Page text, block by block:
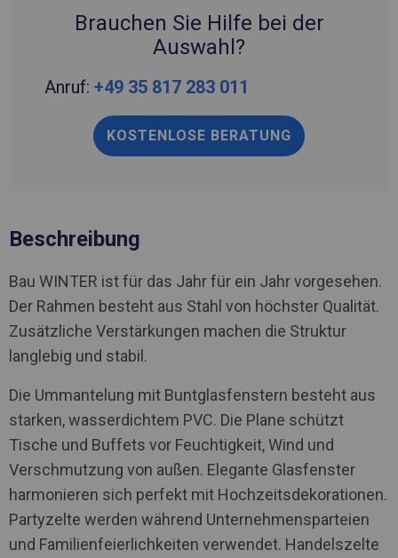
Brauchen Sie Hilfe bei der
Auswahl?
Anruf: +49 35 817 283 011
KOSTENLOSE BERATUNG
Beschreibung
Bau WINTER ist für das Jahr für ein Jahr vorgesehen.
Der Rahmen besteht aus Stahl von höchster Qualität.
Zusätzliche Verstärkungen machen die Struktur
langlebig und stabil.
Die Ummantelung mit Buntglasfenstern besteht aus
starken, wasserdichtem PVC. Die Plane schützt
Tische und Buffets vor Feuchtigkeit, Wind und
Verschmutzung von außen. Elegante Glasfenster
harmonieren sich perfekt mit Hochzeitsdekorationen.
Partyzelte werden während Unternehmensparteien
und Familienfeierlichkeiten verwendet. Handelszelte